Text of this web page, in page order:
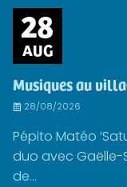
28
AUG
Musiques au
28/08/2026
Pépito Matéo
duo avec Gaëlle-
de...